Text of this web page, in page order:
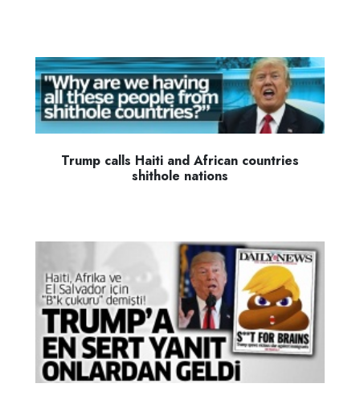
Trump calls Haiti and African countries
shithole nations